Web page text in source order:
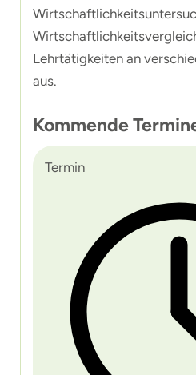
Lehrtätigkeiten an
aus.
Kommende
Termin